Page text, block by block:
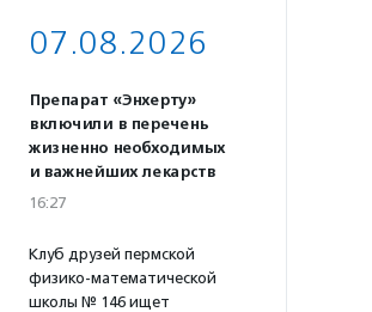
07.08.2026
Препарат «Энхерту»
включили в перечень
жизненно необходимых
и важнейших лекарств
16:27
Клуб друзей пермской
физико-математической
школы № 146 ищет